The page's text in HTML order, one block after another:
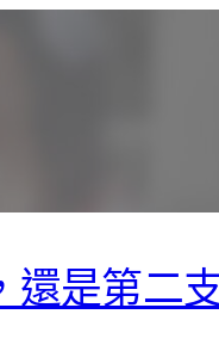
還是第二